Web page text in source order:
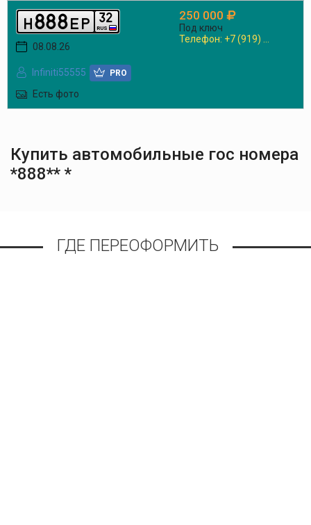
h888e p RUS
32
08.08.26
Infiniti55555 PRO
Есть фото
250 000
Под ключ
Телефон: +7 (919) ...
Купить автомобильные гос номера
*888** *
ГДЕ ПЕРЕОФОРМИТЬ